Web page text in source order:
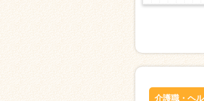
介護職・ヘ